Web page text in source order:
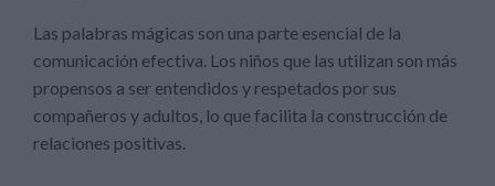
Las palabras mágicas son una parte esencial de la
comunicación efectiva. Los niños que las utilizan son más
propensos a ser entendidos y respetados por sus
compañeros y adultos, lo que facilita la construcción de
relaciones positivas.